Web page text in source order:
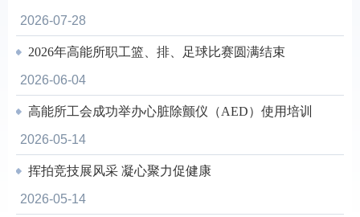
2026-07-28
2026年高能所职工篮、排、足球比赛圆满结束
2026-06-04
高能所工会成功举办心脏除颤仪（AED）使用培训
2026-05-14
挥拍竞技展风采 凝心聚力促健康
2026-05-14